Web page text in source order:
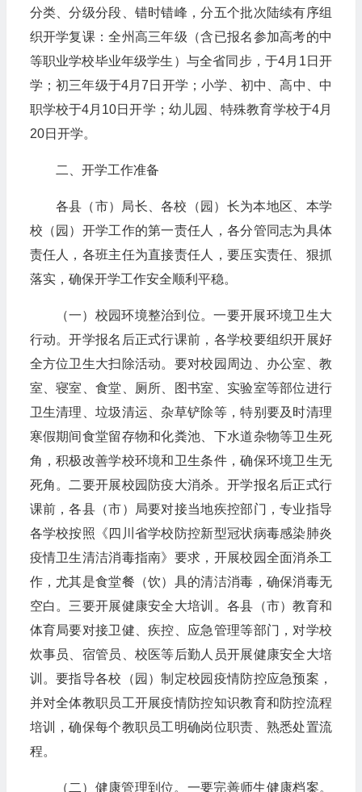
分类、分级分段、错时错峰，分五个批次陆续有序组
织开学复课：全州高三年级（含已报名参加高考的中
等职业学校毕业年级学生）与全省同步，于4月1日开
学；初三年级于4月7日开学；小学、初中、高中、中
职学校于4月10日开学；幼儿园、特殊教育学校于4月
20日开学。
二、开学工作准备
各县（市）局长、各校（园）长为本地区、本学
校（园）开学工作的第一责任人，各分管同志为具体
责任人，各班主任为直接责任人，要压实责任、狠抓
落实，确保开学工作安全顺利平稳。
（一）校园环境整治到位。一要开展环境卫生大
行动。开学报名后正式行课前，各学校要组织开展好
全方位卫生大扫除活动。要对校园周边、办公室、教
室、寝室、食堂、厕所、图书室、实验室等部位进行
卫生清理、垃圾清运、杂草铲除等，特别要及时清理
寒假期间食堂留存物和化粪池、下水道杂物等卫生死
角，积极改善学校环境和卫生条件，确保环境卫生无
死角。二要开展校园防疫大消杀。开学报名后正式行
课前，各县（市）局要对接当地疾控部门，专业指导
各学校按照《四川省学校防控新型冠状病毒感染肺炎
疫情卫生清洁消毒指南》要求，开展校园全面消杀工
作，尤其是食堂餐（饮）具的清洁消毒，确保消毒无
空白。三要开展健康安全大培训。各县（市）教育和
体育局要对接卫健、疾控、应急管理等部门，对学校
炊事员、宿管员、校医等后勤人员开展健康安全大培
训。要指导各校（园）制定校园疫情防控应急预案，
并对全体教职员工开展疫情防控知识教育和防控流程
培训，确保每个教职员工明确岗位职责、熟悉处置流
程。
（二）健康管理到位。一要完善师生健康档案。